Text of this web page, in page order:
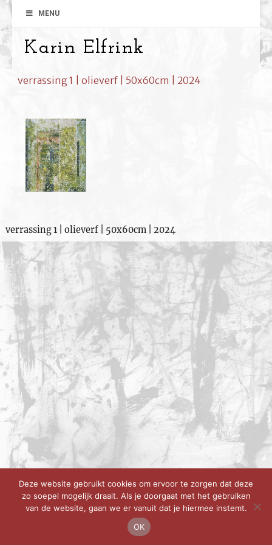
MENU
Karin Elfrink
verrassing 1 | olieverf | 50x60cm | 2024
verrassing 1 | olieverf | 50x60cm | 2024
Deze website gebruikt cookies om ervoor te zorgen dat deze
zo soepel mogelijk draait. Als je doorgaat met het gebruiken
van de website, gaan we er vanuit dat je hiermee instemt.
OK